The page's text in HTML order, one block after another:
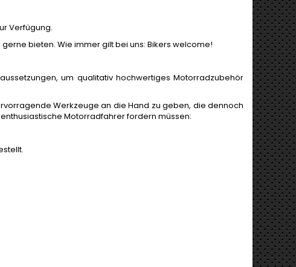
Verfügung.
bieten. Wie immer gilt bei uns: Bikers welcome!
um qualitativ hochwertiges Motorradzubehör
Werkzeuge an die Hand zu geben, die dennoch
Motorradfahrer fordern müssen: